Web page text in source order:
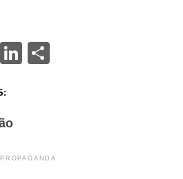
LinkedIn
Share
PROPAGANDA